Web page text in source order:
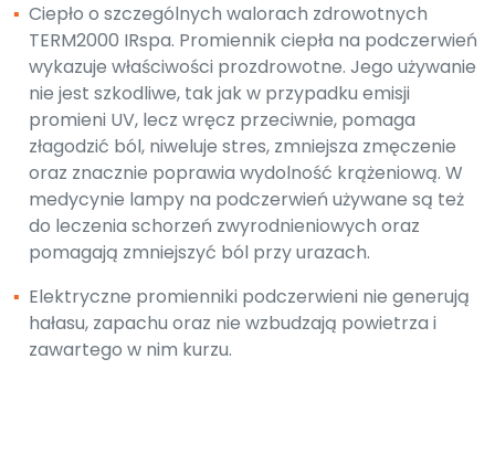
▪ Ciepło o szczególnych walorach zdrowotnych
TERM2000 IRspa. Promiennik ciepła na podczerwień
wykazuje właściwości prozdrowotne. Jego używanie
nie jest szkodliwe, tak jak w przypadku emisji
promieni UV, lecz wręcz przeciwnie, pomaga
złagodzić ból, niweluje stres, zmniejsza zmęczenie
oraz znacznie poprawia wydolność krążeniową. W
medycynie lampy na podczerwień używane są też
do leczenia schorzeń zwyrodnieniowych oraz
pomagają zmniejszyć ból przy urazach.
▪ Elektryczne promienniki podczerwieni nie generują
hałasu, zapachu oraz nie wzbudzają powietrza i
zawartego w nim kurzu.